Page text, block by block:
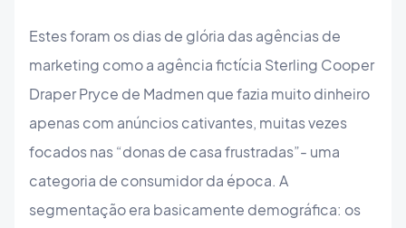
Estes foram os dias de glória das agências de
marketing como a agência fictícia Sterling Cooper
Draper Pryce de Madmen que fazia muito dinheiro
apenas com anúncios cativantes, muitas vezes
focados nas “donas de casa frustradas”- uma
categoria de consumidor da época. A
segmentação era basicamente demográfica: os